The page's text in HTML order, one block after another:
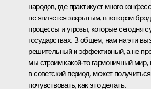
народов, где практикует много
не является закрытым, в котором
процессы и угрозы, которые сегодня
государствах. В общем, нам на эти
решительный и эффективный, а не
мы строим какой‑то гармоничный мир,
в советский период, может
почувствовать, как это делать.